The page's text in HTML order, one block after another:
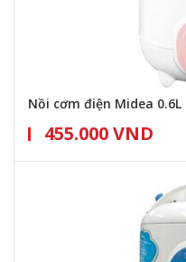
Nồi cơm điện Midea 0.6L
455.000 VND